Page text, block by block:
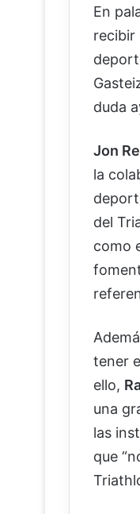
En
recibir
duda
Jon
la
del
como
tener
ello,
una
las
que